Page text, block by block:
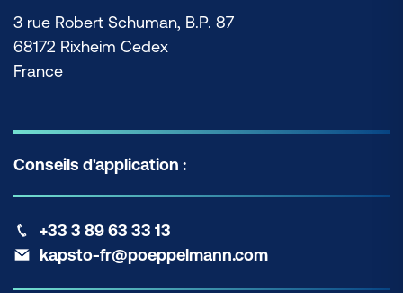
3 rue Robert Schuman, B.P. 87
68172 Rixheim Cedex
France
Conseils d'application :
+33 3 89 63 33 13
kapsto-fr@poeppelmann.com